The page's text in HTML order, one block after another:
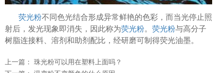
荧光粉不同色光结合形成异常鲜艳的色彩，而当光停止照
射后，发光现象即消失，因此称为荧光粉。 荧光粉与高分子
树脂连接料、溶剂和助剂配比，经研磨可制得荧光油墨。
上一篇： 珠光粉可以用在塑料上面吗？
温变粉注塑后表面翻车？粗糙、颗粒... 2026-07-28
温变粉保质期有多久？开封后如何保... 2026-07-20